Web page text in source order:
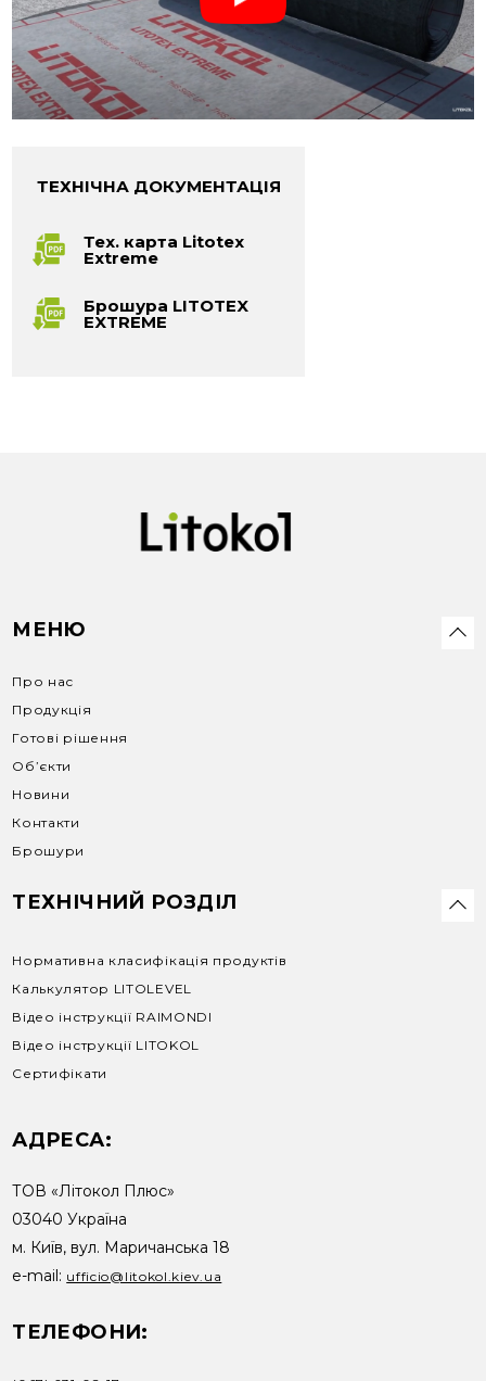
ТЕХНІЧНА ДОКУМЕНТАЦІЯ
Тех. карта Litotex
Extreme
Брошура LITOTEX
EXTREME
МЕНЮ
Про нас
Продукція
Готові рішення
Об’єкти
Новини
Контакти
Брошури
ТЕХНІЧНИЙ РОЗДІЛ
Нормативна класифікація продуктів
Калькулятор LITOLEVEL
Відео інструкції RAIMONDI
Відео інструкції LITOKOL
Сертифікати
АДРЕСА:
ТОВ «Літокол Плюс»
03040 Україна
м. Київ, вул. Маричанська 18
e-mail: ufficio@litokol.kiev.ua
ТЕЛЕФОНИ: